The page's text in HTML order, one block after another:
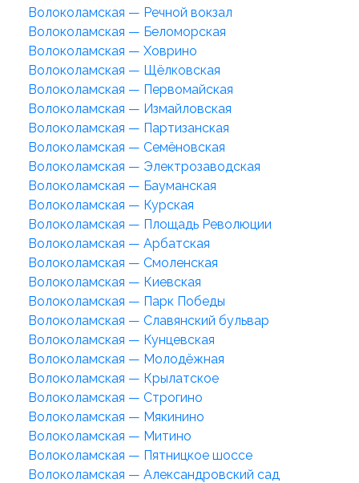
Волоколамская — Речной вокзал
Волоколамская — Беломорская
Волоколамская — Ховрино
Волоколамская — Щёлковская
Волоколамская — Первомайская
Волоколамская — Измайловская
Волоколамская — Партизанская
Волоколамская — Семёновская
Волоколамская — Электрозаводская
Волоколамская — Бауманская
Волоколамская — Курская
Волоколамская — Площадь Революции
Волоколамская — Арбатская
Волоколамская — Смоленская
Волоколамская — Киевская
Волоколамская — Парк Победы
Волоколамская — Славянский бульвар
Волоколамская — Кунцевская
Волоколамская — Молодёжная
Волоколамская — Крылатское
Волоколамская — Строгино
Волоколамская — Мякинино
Волоколамская — Митино
Волоколамская — Пятницкое шоссе
Волоколамская — Александровский сад